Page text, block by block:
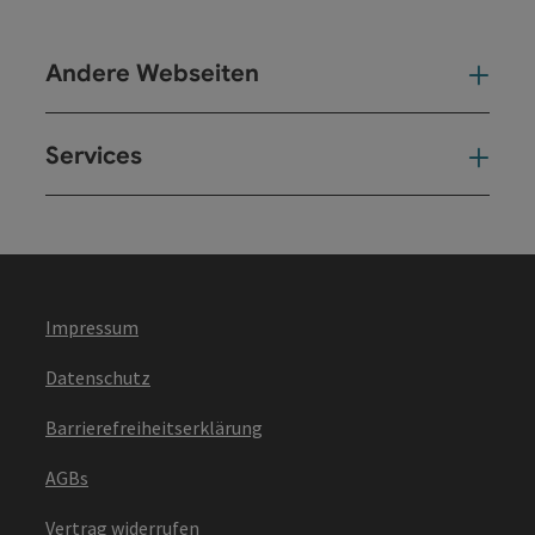
Andere Webseiten
Services
Impressum
Datenschutz
Barrierefreiheitserklärung
AGBs
Vertrag widerrufen